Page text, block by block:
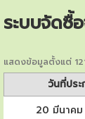
ระบบจัดซื้
แสดงข้อมูลตั้งแต่
วันที่ประ
20 มีนาค